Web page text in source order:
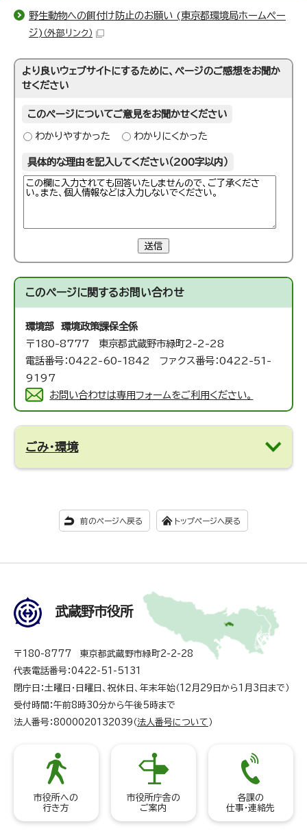
野生動物への餌付け防止のお願い (東京都環境局ホームペー
ジ) （外部リンク）
より良いウェブサイトにするために、ページのご感想をお聞か
せください
このページについてご意見をお聞かせください
わかりやすかった わかりにくかった
具体的な理由を記入してください（200字以内）
送信
このページに関するお問い合わせ
環境部 環境政策課保全係
〒180-8777 東京都武蔵野市緑町2-2-28
電話番号：0422-60-1842 ファクス番号：0422-51-
9197
お問い合わせは専用フォームをご利用ください。
ごみ・環境
前のページへ戻る トップページへ戻る
武蔵野市役所
〒180-8777 東京都武蔵野市緑町2-2-28
代表電話番号：0422-51-5131
閉庁日：土曜日・日曜日、祝休日、年末年始（12月29日から1月3日まで）
受付時間：午前8時30分から午後5時まで
法人番号：8000020132039（ 法人番号について ）
市役所への
行き方
市役所庁舎の
ご案内
各課の
仕事・連絡先